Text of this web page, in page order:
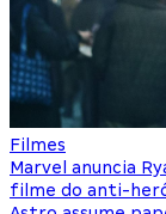
Filmes
Marvel anuncia
filme do anti-